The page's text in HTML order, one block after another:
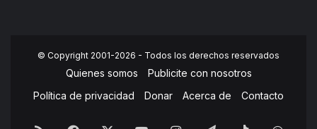
© Copyright 2001-2026 - Todos los derechos reservados
Quienes somos
Publicite con nosotros
Política de privacidad
Donar Acerca de Contacto